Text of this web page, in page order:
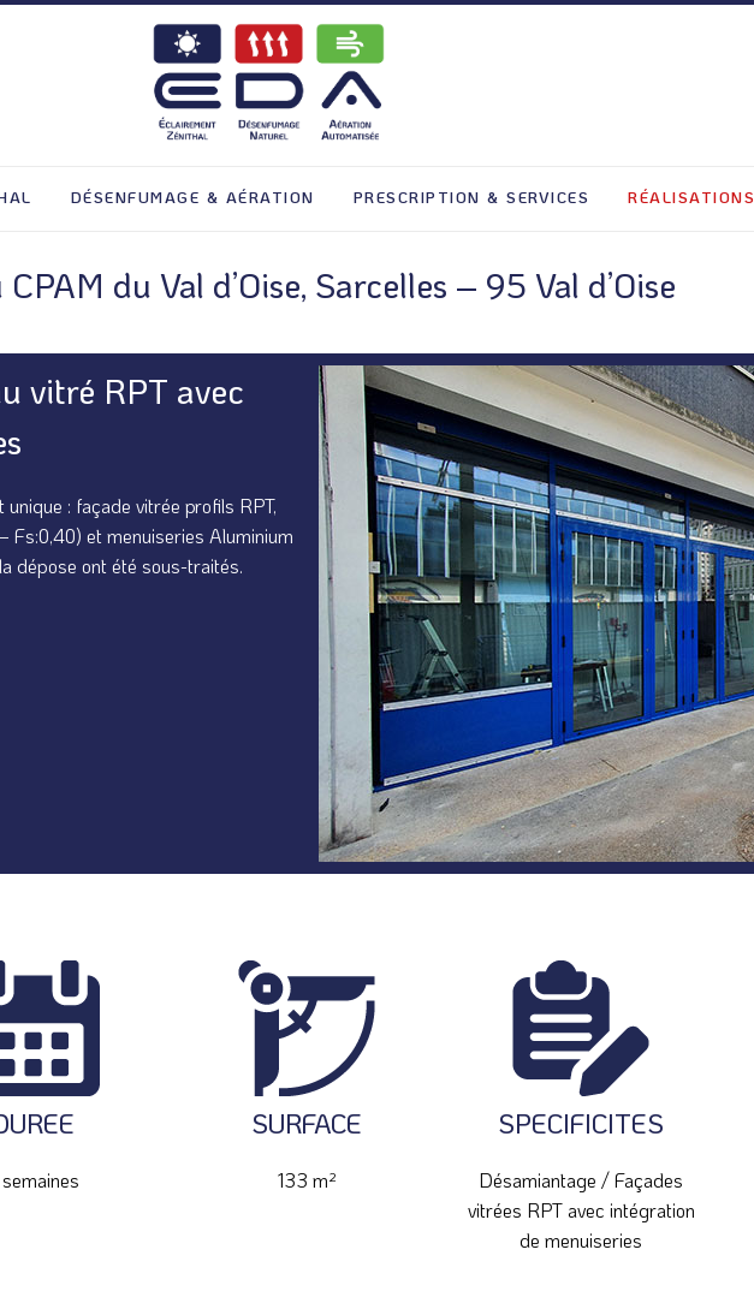
DÉSENFUMAGE & AÉRATION PRESCRIPTION & SERVICES RÉALISATIONS
du Val d’Oise, Sarcelles – 95 Val d’Oise
vitré RPT avec
: façade vitrée profils RPT,
Fs:0,40) et menuiseries Aluminium
dépose ont été sous-traités.
SURFACE
133 m²
SPECIFICITES
Désamiantage / Façades
vitrées RPT avec intégration
de menuiseries